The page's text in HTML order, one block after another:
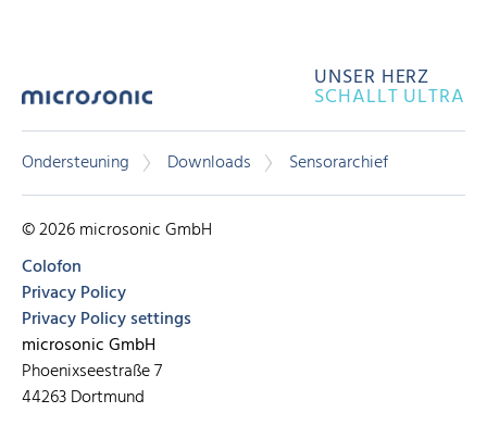
UNSER HERZ
SCHALLT ULTRA
Ondersteuning Downloads Sensorarchief
© 2026 microsonic GmbH
Colofon
Privacy Policy
Privacy Policy settings
microsonic GmbH
Phoenixseestraße 7
44263 Dortmund